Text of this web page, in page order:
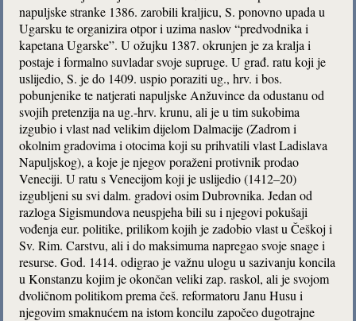
napuljske stranke 1386. zarobili kraljicu, S. ponovno upada u
Ugarsku te organizira otpor i uzima naslov “predvodnika i
kapetana Ugarske”. U ožujku 1387. okrunjen je za kralja i
postaje i formalno suvladar svoje supruge. U građ. ratu koji je
uslijedio, S. je do 1409. uspio poraziti ug., hrv. i bos.
pobunjenike te natjerati napuljske Anžuvince da odustanu od
svojih pretenzija na ug.-hrv. krunu, ali je u tim sukobima
izgubio i vlast nad velikim dijelom Dalmacije (Zadrom i
okolnim gradovima i otocima koji su prihvatili vlast Ladislava
Napuljskog), a koje je njegov poraženi protivnik prodao
Veneciji. U ratu s Venecijom koji je uslijedio (1412–20)
izgubljeni su svi dalm. gradovi osim Dubrovnika. Jedan od
razloga Sigismundova neuspjeha bili su i njegovi pokušaji
vođenja eur. politike, prilikom kojih je zadobio vlast u Češkoj i
Sv. Rim. Carstvu, ali i do maksimuma napregao svoje snage i
resurse. God. 1414. odigrao je važnu ulogu u sazivanju koncila
u Konstanzu kojim je okončan veliki zap. raskol, ali je svojom
dvoličnom politikom prema češ. reformatoru Janu Husu i
njegovim smaknućem na istom koncilu započeo dugotrajne